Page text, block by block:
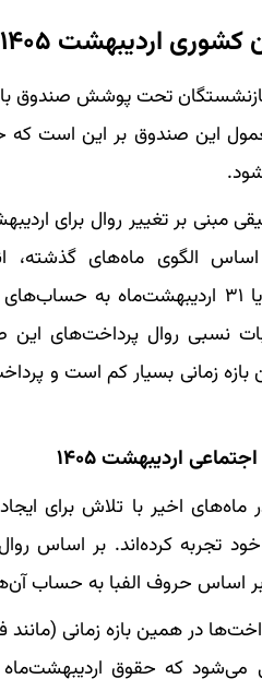
اردیبهشت ۱۴۰۵
تحت پوشش صندوق
این صندوق بر این است که
الگوی ماه‌های گذشته،
بازنشستگان کشوری در تاریخ‌های ۳۰ یا ۳۱
نسبی روال پرداخت‌های این
بازه زمانی بسیار کم است و
اردیبهشت ۱۴۰۵
اخیر با تلاش برای
تجربه کرده‌اند. بر اساس
می‌شود که حقوق